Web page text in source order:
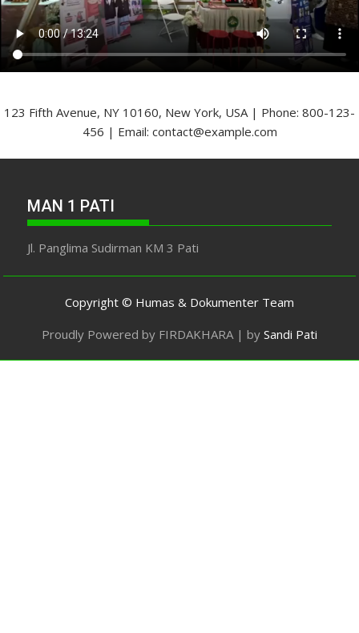
123 Fifth Avenue, NY 10160, New York, USA | Phone: 800-123-
456 | Email: contact@example.com
MAN 1 PATI
Jl. Panglima Sudirman KM 3 Pati
Copyright © Humas & Dokumenter Team
Proudly Powered by FIRDAKHARA | by Sandi Pati